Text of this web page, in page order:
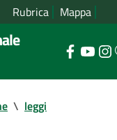
Rubrica Mappa
\ leggi